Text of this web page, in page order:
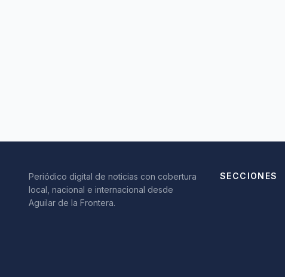
Periódico digital de noticias con cobertura
local, nacional e internacional desde
Aguilar de la Frontera.
SECCIONES